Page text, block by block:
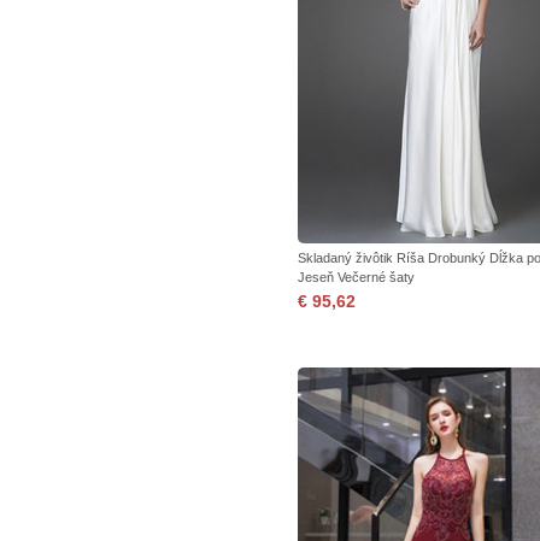
Skladaný živôtik Ríša Drobunký Dĺžka
Jeseň Večerné šaty
€ 95,62